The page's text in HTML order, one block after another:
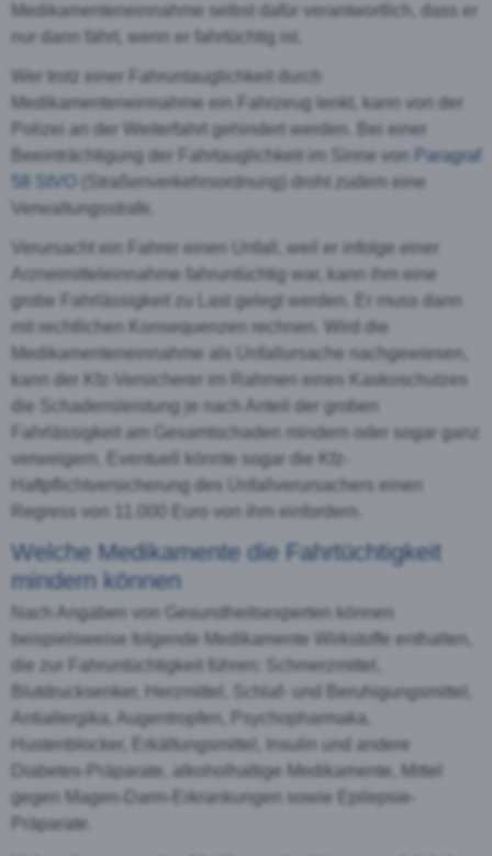
Medikamenteneinnahme selbst dafür verantwortlich, dass er
nur dann fährt, wenn er fahrtüchtig ist.
Wer trotz einer Fahruntauglichkeit durch
Medikamenteneinnahme ein Fahrzeug lenkt, kann von der
Polizei an der Weiterfahrt gehindert werden. Bei einer
Beeinträchtigung der Fahrtauglichkeit im Sinne von
Paragraf
58 StVO
(Straßenverkehrsordnung) droht zudem eine
Verwaltungsstrafe.
Verursacht ein Fahrer einen Unfall, weil er infolge einer
Arzneimitteleinnahme fahruntüchtig war, kann ihm eine
grobe Fahrlässigkeit zu Last gelegt werden. Er muss dann
mit rechtlichen Konsequenzen rechnen. Wird die
Medikamenteneinnahme als Unfallursache nachgewiesen,
kann der Kfz-Versicherer im Rahmen eines Kaskoschutzes
die Schadensleistung je nach Anteil der groben
Fahrlässigkeit am Gesamtschaden mindern oder sogar ganz
verweigern. Eventuell könnte sogar die Kfz-
Haftpflichtversicherung des Unfallverursachers einen
Regress von 11.000 Euro von ihm einfordern.
Welche Medikamente die Fahrtüchtigkeit
mindern können
Nach Angaben von Gesundheitsexperten können
beispielsweise folgende Medikamente Wirkstoffe enthalten,
die zur Fahruntüchtigkeit führen: Schmerzmittel,
Blutdrucksenker, Herzmittel, Schlaf- und Beruhigungsmittel,
Antiallergika, Augentropfen, Psychopharmaka,
Hustenblocker, Erkältungsmittel, Insulin und andere
Diabetes-Präparate, alkoholhaltige Medikamente, Mittel
gegen Magen-Darm-Erkrankungen sowie Epilepsie-
Präparate.